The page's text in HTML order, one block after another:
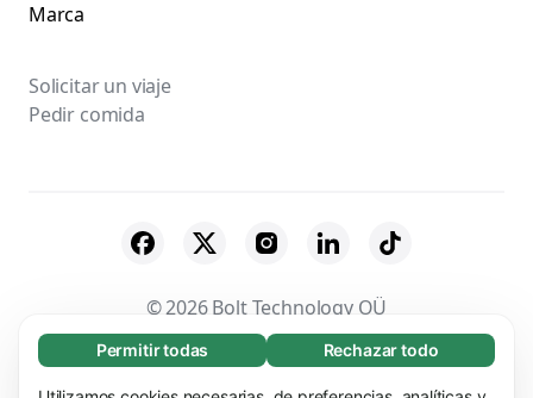
Necesarias (65)
Las cookies necesarias ayudan a que nuestra
Permitir todas Rechazar todo
Marca
Solicitar un viaje
Pedir comida
© 2026 Bolt Technology OÜ
Proveedores Términos y Condiciones